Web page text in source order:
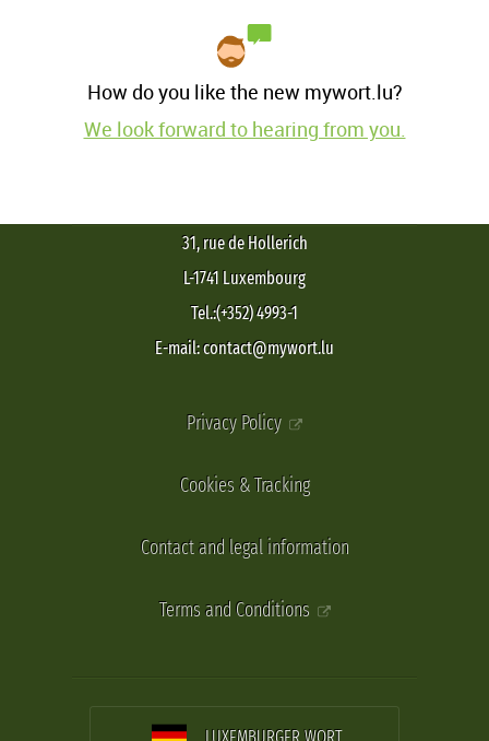
How do you like the new mywort.lu?
We look forward to hearing from you.
31, rue de Hollerich
L-1741 Luxembourg
Tel.:(+352) 4993-1
E-mail: contact@mywort.lu
Privacy Policy
Cookies & Tracking
Contact and legal information
Terms and Conditions